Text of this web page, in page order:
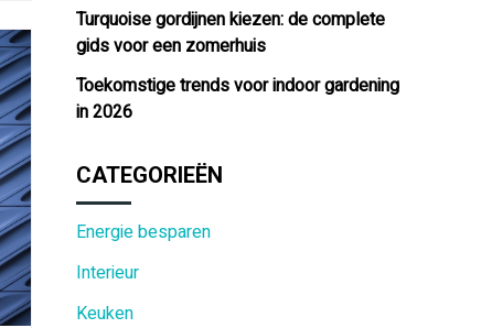
Turquoise gordijnen kiezen: de complete
gids voor een zomerhuis
Toekomstige trends voor indoor gardening
in 2026
CATEGORIEËN
Energie besparen
Interieur
Keuken